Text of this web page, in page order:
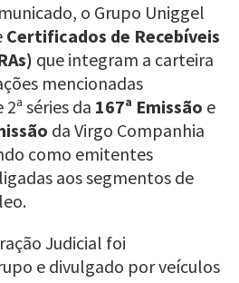
o Grupo Uniggel
Certificados de Recebíveis
que integram a carteira
mencionadas
séries da 167ª Emissão e
da Virgo Companhia
como emitentes
aos segmentos de
Judicial foi
e divulgado por veículos